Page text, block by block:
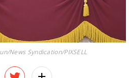
News Syndication/PIXSELL